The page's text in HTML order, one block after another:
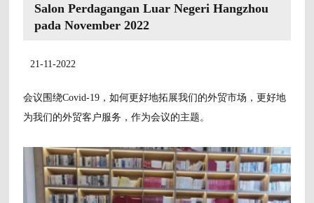
Salon Perdagangan Luar Negeri Hangzhou
pada November 2022
21-11-2022
会议围绕Covid-19，如何更好地拓展我们的外贸市场，更好地
为我们的外贸客户服务，作为会议的主题。